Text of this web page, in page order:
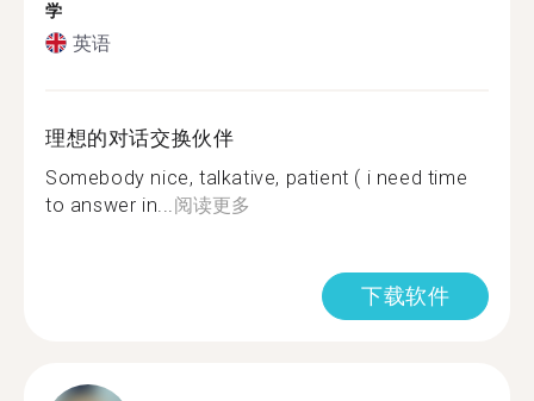
学
英语
理想的对话交换伙伴
Somebody nice, talkative, patient ( i need time
to answer in... 阅读更多
下载软件